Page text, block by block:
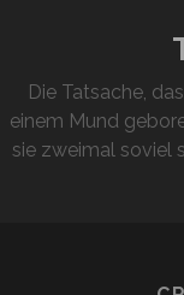
Die Tatsache,
einem Mund
sie zweimal soviel